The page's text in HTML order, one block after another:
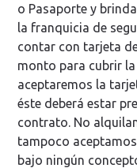
o Pasaporte y
la franquicia de
contar con tarjeta
monto para cubrir
aceptaremos la
éste deberá estar
contrato. No
tampoco
bajo ningún